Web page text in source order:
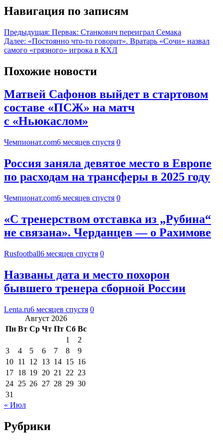
Навигация по записям
Предыдущая: Первак: Станкович переиграл Семака
Далее: «Постоянно что-то говорит». Вратарь «Сочи» назвал
самого «грязного» игрока в КХЛ
Похожие новости
Матвей Сафонов выйдет в стартовом
составе «ПСЖ» на матч
с «Ньюкаслом»
Чемпионат.com6 месяцев спустя 0
Россия заняла девятое место в Европе
по расходам на трансферы в 2025 году
Чемпионат.com6 месяцев спустя 0
«С тренерством отставка из „Рубина“
не связана». Черданцев — о Рахимове
Rusfootball6 месяцев спустя 0
Названы дата и место похорон
бывшего тренера сборной России
Lenta.ru6 месяцев спустя 0
Август 2026
Пн Вт Ср Чт Пт Сб Вс
1
2
3
4 5 6 7 8
9
10 11 12 13 14 15 16
17 18 19 20 21 22 23
24 25 26 27 28 29 30
31
« Июл
Рубрики